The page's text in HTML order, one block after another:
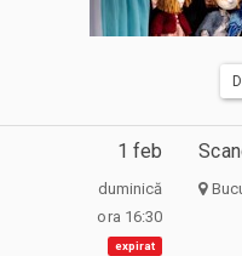
1 feb
duminică
ora 16:30
expirat